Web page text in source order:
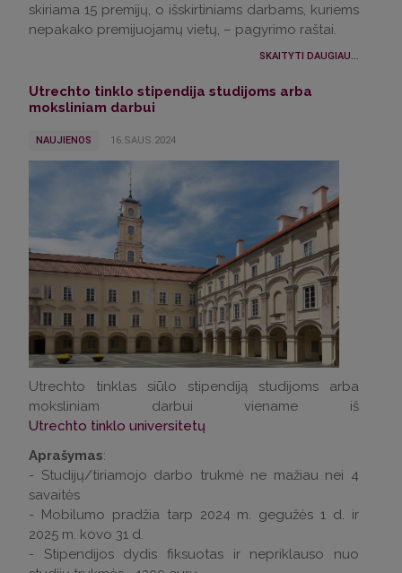
skiriama 15 premijų, o išskirtiniams darbams, kuriems
nepakako premijuojamų vietų, – pagyrimo raštai.
SKAITYTI DAUGIAU...
Utrechto tinklo stipendija studijoms arba
moksliniam darbui
NAUJIENOS 16.SAUS.2024
Utrechto tinklas siūlo stipendiją studijoms arba
moksliniam darbui viename iš
Utrechto tinklo universitetų
Aprašymas:
- Studijų/tiriamojo darbo trukmė ne mažiau nei 4
savaitės
- Mobilumo pradžia tarp 2024 m. gegužės 1 d. ir
2025 m. kovo 31 d.
- Stipendijos dydis fiksuotas ir nepriklauso nuo